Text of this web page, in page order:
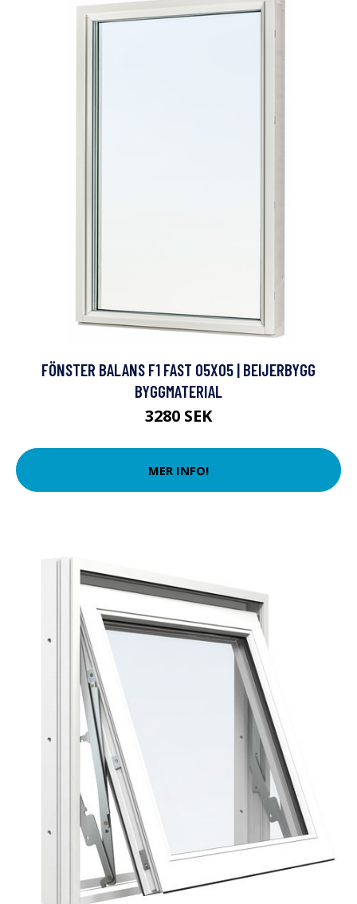
FÖNSTER BALANS F1 FAST 05X05 | BEIJERBYGG
BYGGMATERIAL
3280 SEK
MER INFO!